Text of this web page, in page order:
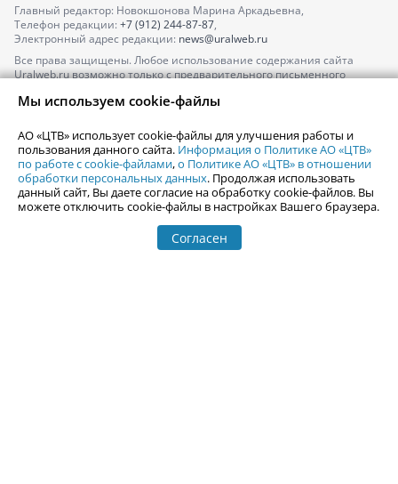
Главный редактор: Новокшонова Марина Аркадьевна,
Телефон редакции: +7 (912) 244-87-87,
Электронный адрес редакции: news@uralweb.ru
Все права защищены. Любое использование содержания сайта
Uralweb.ru возможно только с предварительного письменного
По вопросам размещения рекламы обращайтесь по тел.
По вопросам размещения информации в разделе «Афиша»
afisha@uralweb.ru
Пользовательское соглашение на использование сайта
Политика АО «ЦТВ» в отношении обработки персональных данных
Мы используем cookie-файлы
АО «ЦТВ» использует cookie-файлы для улучшения работы и
пользования данного сайта. Информация о Политике АО «ЦТВ»
по работе с cookie-файлами,о Политике АО «ЦТВ» в отношении
обработки персональных данных. Продолжая использовать
данный сайт, Вы даете согласие на обработку cookie-файлов. Вы
можете отключить cookie-файлы в настройках Вашего браузера.
Согласен